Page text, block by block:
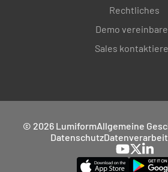
Rechtliches
Demo
Sales
© 2026 LumiformAllgemeine
Datenschutz